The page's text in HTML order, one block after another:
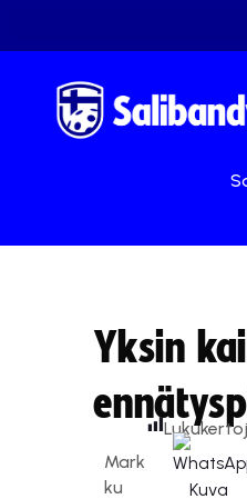
Yksin
Mark
ku